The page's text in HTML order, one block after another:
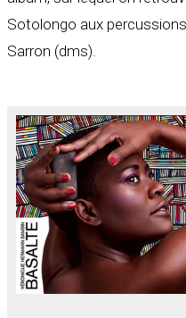
Sotolongo aux
Sarron (dms).